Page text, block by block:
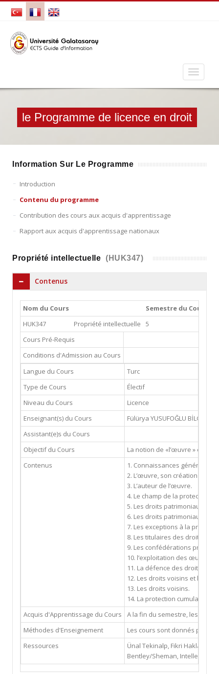
le Programme de licence en droit
Information Sur Le Programme
Introduction
Contenu du programme
Contribution des cours aux acquis d'apprentissage
Rapport aux acquis d'apprentissage nationaux
Propriété intellectuelle (HUK347)
Contenus
Nom du Cours Semestre du Cours
HUK347
Propriété intellectuelle 5
Cours Pré-Requis
Conditions d'Admission au Cours
Langue du Cours
Turc
Type de Cours
Électif
Niveau du Cours
Licence
Enseignant(s) du Cours
Fülürya YUSUFOĞLU BİLGİN
Assistant(e)s du Cours
Objectif du Cours
La notion de «l’œuvre » étant
Contenus
1. Connaissances générales
2. L’œuvre, son création et la
3. L’auteur de l’œuvre.
4. Le champ de la protection
5. Les droits patrimoniaux sur
6. Les droits patrimoniaux sur
7. Les exceptions à la
8. Les titulaires des droits
9. Les confédérations
10. l’exploitation des œuvres.
11. La défence des droits
12. Les droits voisins et les
13. Les droits voisins.
14. La protection cumulative
Acquis d'Apprentissage du Cours
A la fin du semestre, les
Méthodes d'Enseignement
Les cours sont donnés par
Ressources
Ünal Tekinalp, Fikri Haklar,
Bentley/Sheman, Intellectual